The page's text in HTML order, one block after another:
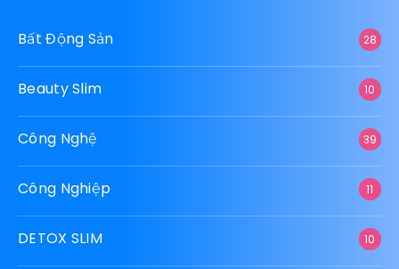
Bất Động Sản 28
Beauty Slim 10
Công Nghệ 39
Công Nghiệp 11
DETOX SLIM 10